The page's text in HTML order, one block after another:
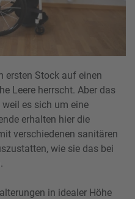
ersten Stock auf einen
Leere herrscht. Aber das
es sich um eine
erhalten hier die
verschiedenen sanitären
wie sie das bei
in idealer Höhe